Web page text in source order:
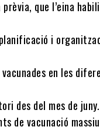
que l’eina
i
en les
des del mes de juny.
de vacunació